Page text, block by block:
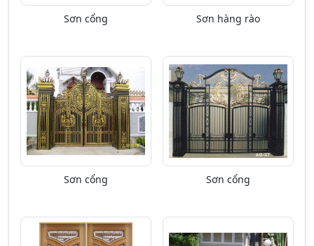
Sơn cổng Sơn hàng rào
Sơn cổng Sơn cổng